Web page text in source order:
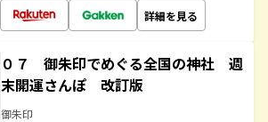
詳細を見る
０７ 御朱印でめぐる全国の神社 週
末開運さんぽ 改訂版
御朱印